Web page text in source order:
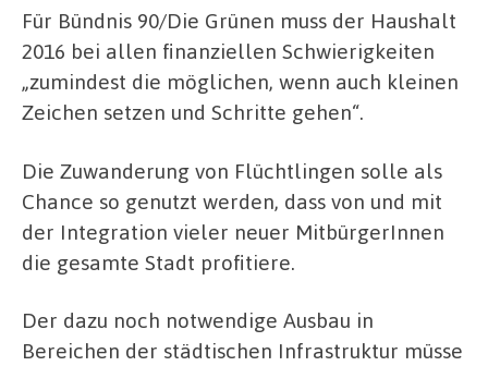
Für Bündnis 90/Die Grünen muss der Haushalt
2016 bei allen finanziellen Schwierigkeiten
„zumindest die möglichen, wenn auch kleinen
Zeichen setzen und Schritte gehen“.
Die Zuwanderung von Flüchtlingen solle als
Chance so genutzt werden, dass von und mit
der Integration vieler neuer MitbürgerInnen
die gesamte Stadt profitiere.
Der dazu noch notwendige Ausbau in
Bereichen der städtischen Infrastruktur müsse